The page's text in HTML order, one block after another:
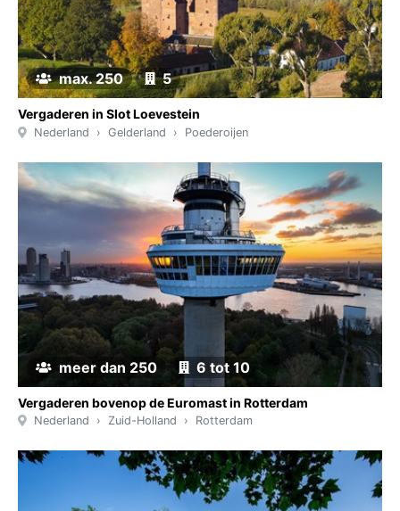
max. 250 5
Vergaderen in Slot Loevestein
Nederland Gelderland Poederoijen
meer dan 250 6 tot 10
Vergaderen bovenop de Euromast in Rotterdam
Nederland Zuid-Holland Rotterdam